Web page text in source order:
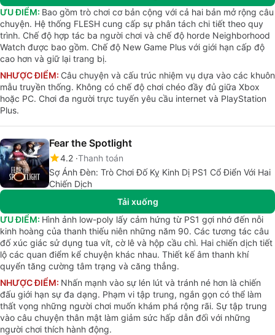
ƯU ĐIỂM: Bao gồm trò chơi cơ bản cộng với cả hai bản mở rộng câu
chuyện. Hệ thống FLESH cung cấp sự phân tách chi tiết theo quy
trình. Chế độ hợp tác ba người chơi và chế độ horde Neighborhood
Watch được bao gồm. Chế độ New Game Plus với giới hạn cấp độ
cao hơn và giữ lại trang bị.
NHƯỢC ĐIỂM: Câu chuyện và cấu trúc nhiệm vụ dựa vào các khuôn
mẫu truyền thống. Không có chế độ chơi chéo đầy đủ giữa Xbox
hoặc PC. Chơi đa người trực tuyến yêu cầu internet và PlayStation
Plus.
Fear the Spotlight
4.2 Thanh toán
Sợ Ánh Đèn: Trò Chơi Đố Kỵ Kinh Dị PS1 Cổ Điển Với Hai
Chiến Dịch
Tải xuống
ƯU ĐIỂM: Hình ảnh low-poly lấy cảm hứng từ PS1 gợi nhớ đến nỗi
kinh hoàng của thanh thiếu niên những năm 90. Các tương tác câu
đố xúc giác sử dụng tua vít, cờ lê và hộp cầu chì. Hai chiến dịch tiết
lộ các quan điểm kể chuyện khác nhau. Thiết kế âm thanh khí
quyển tăng cường tâm trạng và căng thẳng.
NHƯỢC ĐIỂM: Nhấn mạnh vào sự lén lút và tránh né hơn là chiến
đấu giới hạn sự đa dạng. Phạm vi tập trung, ngắn gọn có thể làm
thất vọng những người chơi muốn khám phá rộng rãi. Sự tập trung
vào câu chuyện thân mật làm giảm sức hấp dẫn đối với những
người chơi thích hành động.